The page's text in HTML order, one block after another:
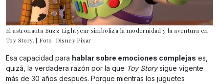
El astronauta Buzz Lightyear simboliza la modernidad y la aventura en
Toy Story. | Foto: Disney Pixar
Esa capacidad para hablar sobre emociones complejas es,
quizá, la verdadera razón por la que Toy Storysigue vigente
más de 30 años después. Porque mientras los juguetes